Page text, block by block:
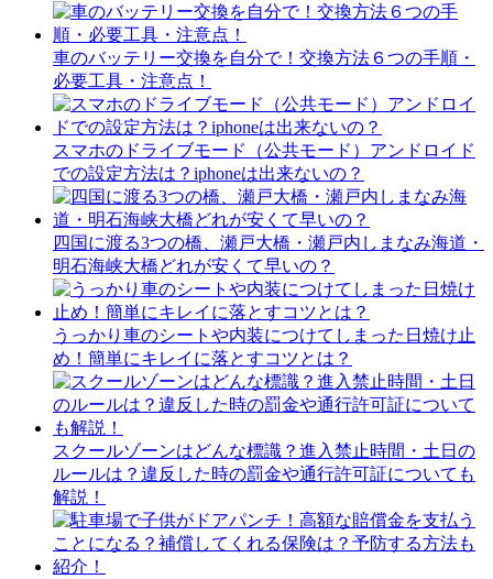
車のバッテリー交換を自分で！交換方法６つの手順・
必要工具・注意点！
スマホのドライブモード（公共モード）アンドロイド
での設定方法は？iphoneは出来ないの？
四国に渡る3つの橋、瀬戸大橋・瀬戸内しまなみ海道・
明石海峡大橋どれが安くて早いの？
うっかり車のシートや内装につけてしまった日焼け止
め！簡単にキレイに落とすコツとは？
スクールゾーンはどんな標識？進入禁止時間・土日の
ルールは？違反した時の罰金や通行許可証についても
解説！